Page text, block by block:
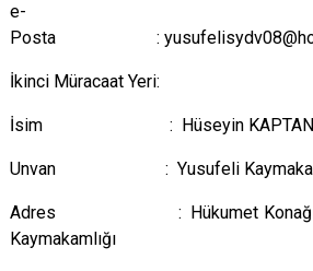
e-
Posta :
İkinci Müracaat Yeri:
İsim : Hüseyin KAPTAN
Unvan : Yusufeli
Adres : Hükumet Konağı
Kaymakamlığı